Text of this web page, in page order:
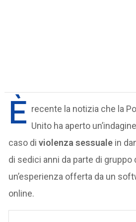
È recente la notizia che la
Unito ha aperto
caso di violenza sessuale in
di sedici anni da parte di gruppo
un’esperienza offerta da un
online.